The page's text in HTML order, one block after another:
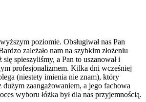
poziomie. Obsługiwał nas Pan
zależało nam na szybkim złożeniu
spieszyliśmy, a Pan to uszanował i
profesjonalizmem. Kilka dni wcześniej
(niestety imienia nie znam), który
dużym zaangażowaniem, a jego fachowa
wyboru łóżka był dla nas przyjemnością.